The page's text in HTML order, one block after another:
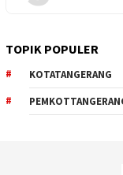
TOPIK POPULER
KOTATANGERANG